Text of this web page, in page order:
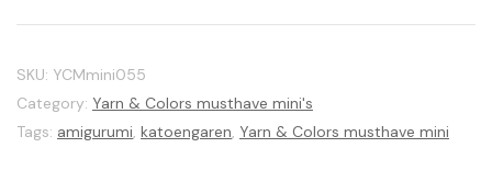
055
quantity
SKU: YCMmini055
Category: Yarn & Colors musthave mini's
Tags: amigurumi, katoengaren, Yarn & Colors musthave mini